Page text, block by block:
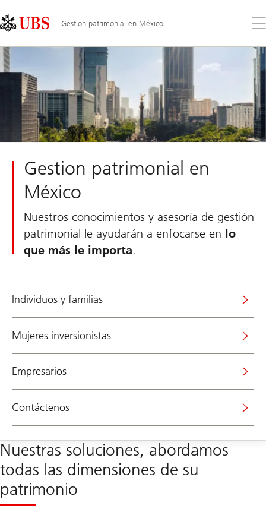
Links
Area
Gestion patrimonial en México
el
Gestion patrimonial en
México
Nuestros conocimientos y asesoría de gestión
patrimonial le ayudarán a enfocarse en lo
que más le importa.
Individuos y familias
Mujeres inversionistas
Empresarios
Contáctenos
Nuestras soluciones, abordamos
todas las dimensiones de su
patrimonio